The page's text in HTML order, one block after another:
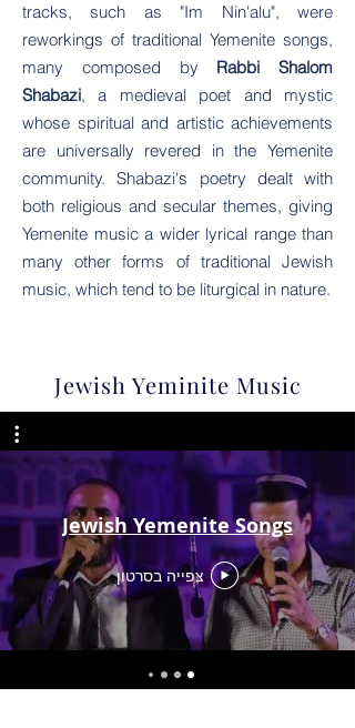
tracks, such as "Im Nin'alu", were
reworkings of traditional Yemenite songs,
many composed by Rabbi Shalom
Shabazi, a medieval poet and mystic
whose spiritual and artistic achievements
are universally revered in the Yemenite
community. Shabazi's poetry dealt with
both religious and secular themes, giving
Yemenite music a wider lyrical range than
many other forms of traditional Jewish
music, which tend to be liturgical in nature.
Jewish Yeminite Music
Jewish Yemenite Songs
צפייה בסרטון